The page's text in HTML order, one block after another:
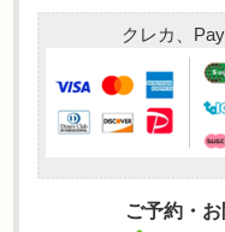
クレカ、
ご予約・